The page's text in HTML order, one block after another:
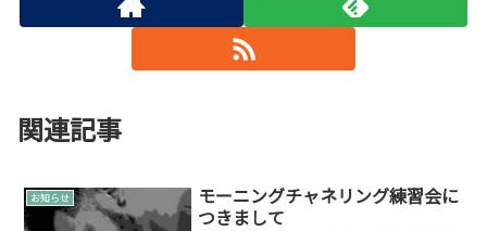
関連記事
お知らせ
モーニングチャネリング練習会に
つきまして